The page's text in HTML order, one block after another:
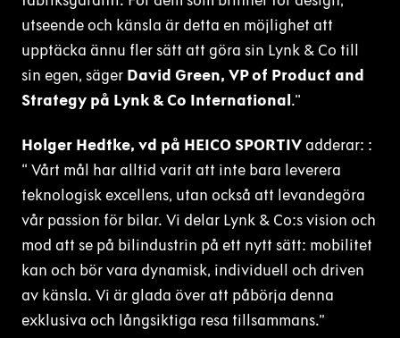
utseende och känsla är detta en möjlighet att
upptäcka ännu fler sätt att göra sin Lynk & Co till
sin egen, säger David Green, VP of Product and
Strategy på Lynk & Co International."
Holger Hedtke, vd på HEICO SPORTIVadderar: :
“ Vårt mål har alltid varit att inte bara leverera
teknologisk excellens, utan också att levandegöra
vår passion för bilar. Vi delar Lynk & Co:s vision och
mod att se på bilindustrin på ett nytt sätt: mobilitet
kan och bör vara dynamisk, individuell och driven
av känsla. Vi är glada över att påbörja denna
exklusiva och långsiktiga resa tillsammans.”